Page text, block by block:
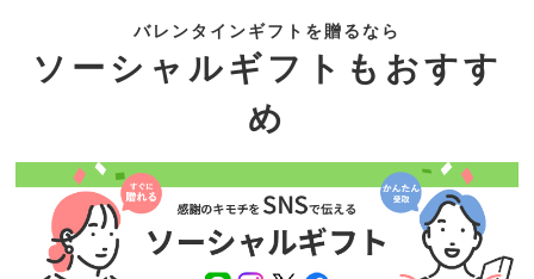
バレンタインギフトを贈るなら
ソーシャルギフトもおすす
め